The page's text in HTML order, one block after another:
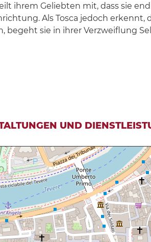
ihrem Geliebten mit, dass sie
Als Tosca jedoch erkennt,
begeht sie in ihrer Verzweiflung
UND